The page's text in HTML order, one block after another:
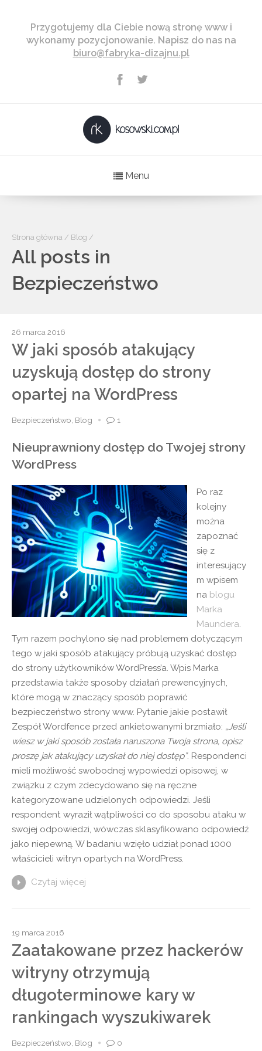
Przygotujemy dla Ciebie nową stronę www i
wykonamy pozycjonowanie. Napisz do nas na
biuro@fabryka-dizajnu.pl
Menu
Strona główna / Blog /
All posts in
Bezpieczeństwo
26 marca 2016
W jaki sposób atakujący
uzyskują dostęp do strony
opartej na WordPress
Bezpieczeństwo Blog 1
Nieuprawniony dostęp do Twojej strony
WordPress
Po raz
kolejny
można
zapoznać
się z
interesujący
m wpisem
na blogu
Marka
Maundera.
Tym razem pochylono się nad problemem dotyczącym
tego w jaki sposób atakujący próbują uzyskać dostęp
do strony użytkowników WordPress’a. Wpis Marka
przedstawia także sposoby działań prewencyjnych,
które mogą w znaczący sposób poprawić
bezpieczeństwo strony www. Pytanie jakie postawił
Zespół Wordfence przed ankietowanymi brzmiało: „Jeśli
wiesz w jaki sposób została naruszona Twoja strona, opisz
proszę jak atakujący uzyskał do niej dostęp”. Respondenci
mieli możliwość swobodnej wypowiedzi opisowej, w
związku z czym zdecydowano się na ręczne
kategoryzowane udzielonych odpowiedzi. Jeśli
respondent wyraził wątpliwości co do sposobu ataku w
swojej odpowiedzi, wówczas sklasyfikowano odpowiedź
jako niepewną. W badaniu wzięło udział ponad 1000
właścicieli witryn opartych na WordPress.
Czytaj więcej
19 marca 2016
Zaatakowane przez hackerów
witryny otrzymują
długoterminowe kary w
rankingach wyszukiwarek
Bezpieczeństwo Blog 0